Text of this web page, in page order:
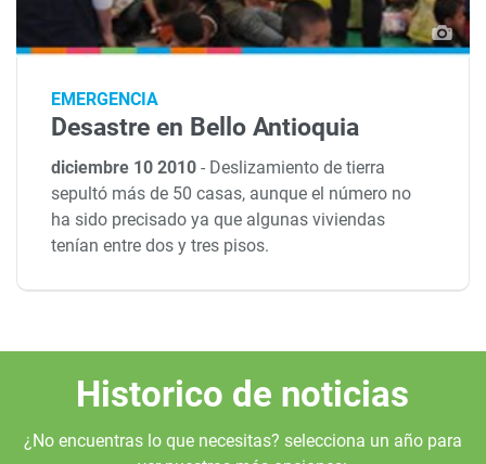
EMERGENCIA
Desastre en Bello Antioquia
diciembre 10 2010- Deslizamiento de tierra
sepultó más de 50 casas, aunque el número no
ha sido precisado ya que algunas viviendas
tenían entre dos y tres pisos.
Historico de noticias
¿No encuentras lo que necesitas? selecciona un año para